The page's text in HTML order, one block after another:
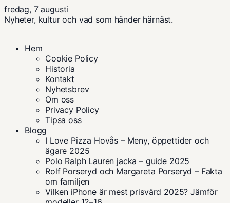
fredag, 7 augusti
Nyheter, kultur och vad som händer härnäst.
Hem
Cookie Policy
Historia
Kontakt
Nyhetsbrev
Om oss
Privacy Policy
Tipsa oss
Blogg
I Love Pizza Hovås – Meny, öppettider och
ägare 2025
Polo Ralph Lauren jacka – guide 2025
Rolf Porseryd och Margareta Porseryd – Fakta
om familjen
Vilken iPhone är mest prisvärd 2025? Jämför